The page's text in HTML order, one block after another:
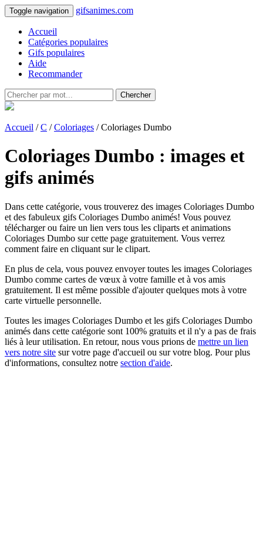
Toggle navigation gifsanimes.com
Accueil
Catégories populaires
Gifs populaires
Aide
Recommander
Chercher
Accueil /C /Coloriages / Coloriages Dumbo
Coloriages Dumbo : images et
gifs animés
Dans cette catégorie, vous trouverez des images Coloriages Dumbo
et des fabuleux gifs Coloriages Dumbo animés! Vous pouvez
télécharger ou faire un lien vers tous les cliparts et animations
Coloriages Dumbo sur cette page gratuitement. Vous verrez
comment faire en cliquant sur le clipart.
En plus de cela, vous pouvez envoyer toutes les images Coloriages
Dumbo comme cartes de vœux à votre famille et à vos amis
gratuitement. Il est même possible d'ajouter quelques mots à votre
carte virtuelle personnelle.
Toutes les images Coloriages Dumbo et les gifs Coloriages Dumbo
animés dans cette catégorie sont 100% gratuits et il n'y a pas de frais
liés à leur utilisation. En retour, nous vous prions de mettre un lien
vers notre site sur votre page d'accueil ou sur votre blog. Pour plus
d'informations, consultez notre section d'aide.